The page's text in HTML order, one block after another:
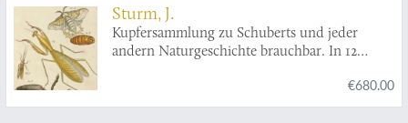
Sturm, J.
Kupfersammlung zu Schuberts und jeder
andern Naturgeschichte brauchbar. In 12
€680.00